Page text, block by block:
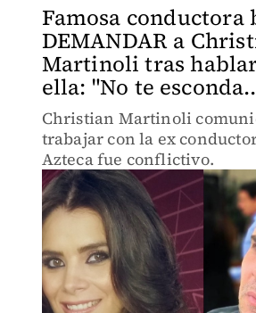
Famosa conductora
DEMANDAR a
Martinoli tras
ella: "No te
Christian Martinoli
trabajar con la ex
Azteca fue conflictivo.